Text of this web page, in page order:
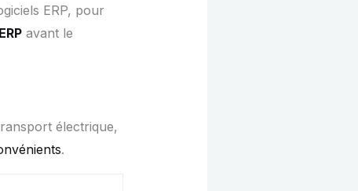
ERP, pour
avant le
électrique,
.